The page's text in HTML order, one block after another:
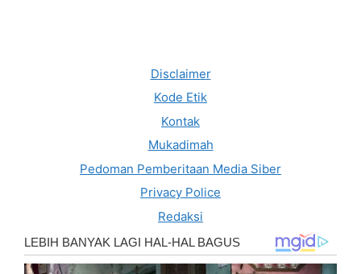
Disclaimer
Kode Etik
Kontak
Mukadimah
Pedoman Pemberitaan Media Siber
Privacy Police
Redaksi